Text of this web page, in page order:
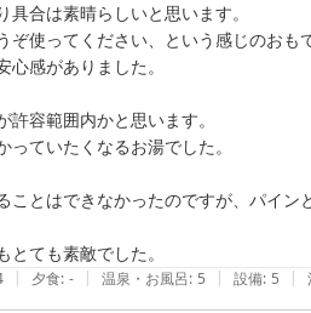
合は素晴らしいと思います。
使ってください、という感じのおも
感がありました。
容範囲内かと思います。
ていたくなるお湯でした。
とはできなかったのですが、パイ
| 夕食: - | 温泉・お風呂: 5 | 設備: 5 |